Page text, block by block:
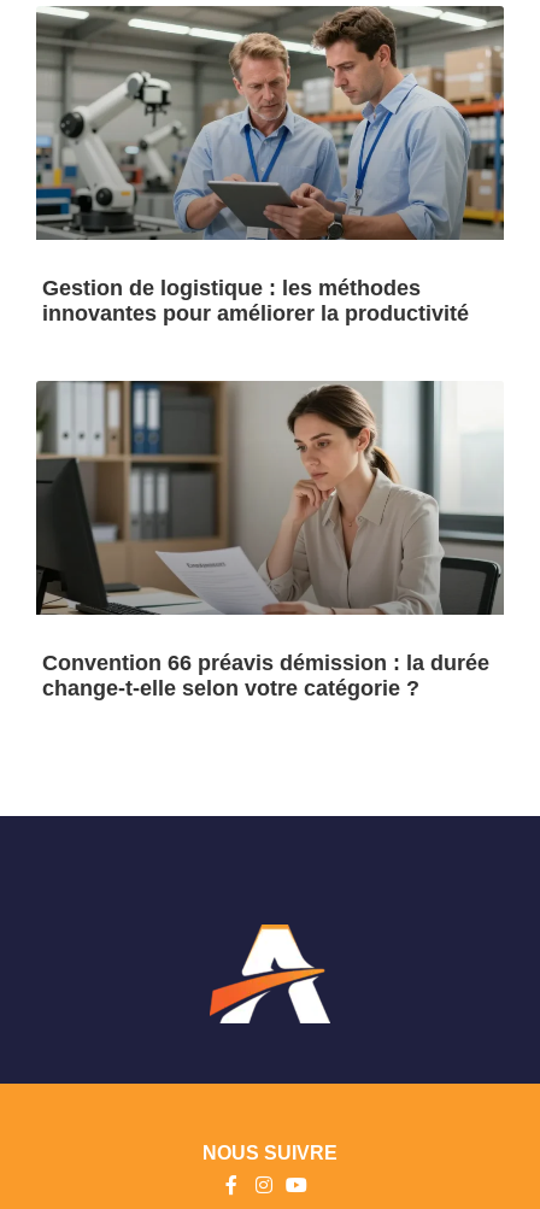
Gestion de logistique : les méthodes
innovantes pour améliorer la productivité
Convention 66 préavis démission : la durée
change-t-elle selon votre catégorie ?
NOUS SUIVRE